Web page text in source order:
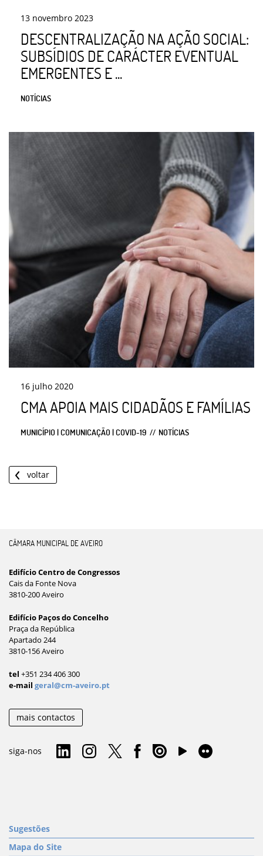
13 novembro 2023
DESCENTRALIZAÇÃO NA AÇÃO SOCIAL:
SUBSÍDIOS DE CARÁCTER EVENTUAL
EMERGENTES E ...
NOTÍCIAS
16 julho 2020
CMA APOIA MAIS CIDADÃOS E FAMÍLIAS
MUNICÍPIO | COMUNICAÇÃO | COVID-19 NOTÍCIAS
voltar
CÂMARA MUNICIPAL DE AVEIRO
Edifício Centro de Congressos
Cais da Fonte Nova
3810-200 Aveiro
Edifício Paços do Concelho
Praça da República
Apartado 244
3810-156 Aveiro
tel +351 234 406 300
e-mail geral@cm-aveiro.pt
mais contactos
siga-nos
Sugestões
Mapa do Site